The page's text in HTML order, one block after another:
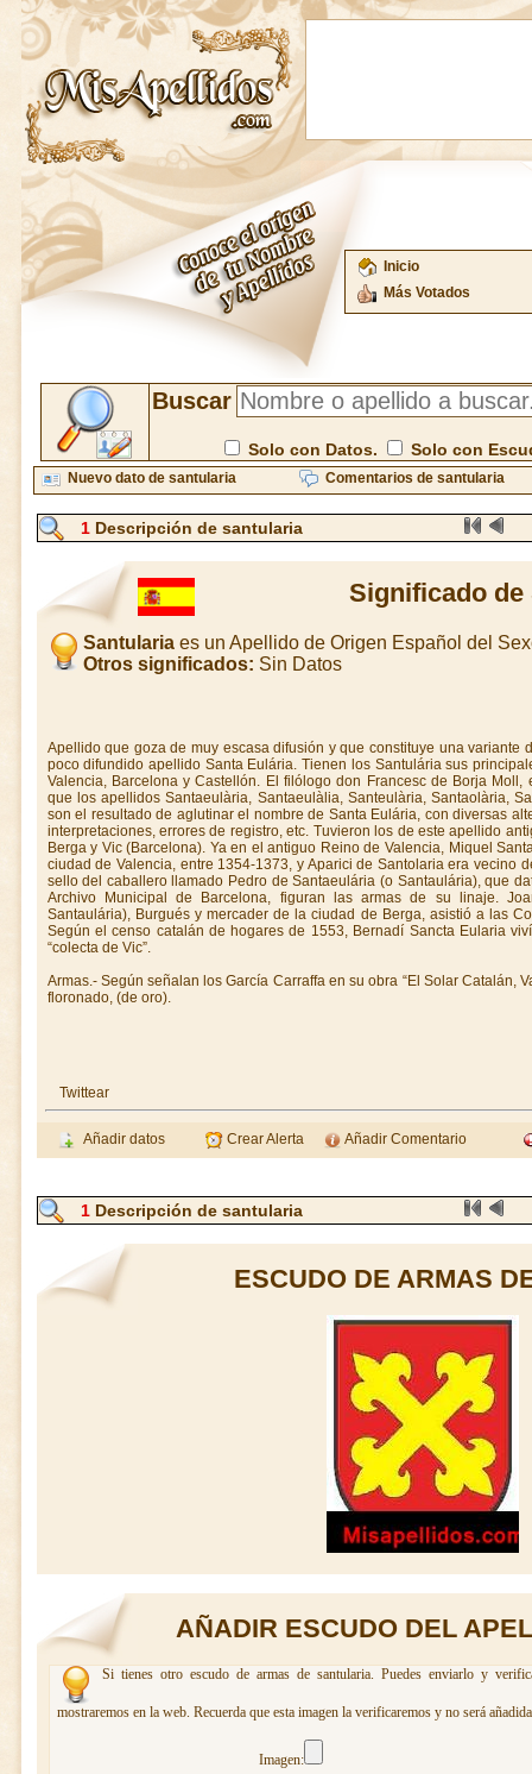
Inicio
Más Votados
Buscar
Solo con Datos. Solo con
Nuevo dato de santularia Comentarios de santularia
1 Descripción de santularia
Significado de
Santulariaes un Apellido de Origen Español del
Otros significados: Sin Datos
Apellido que goza de muy escasa difusión y que constituye una variante
poco difundido apellido Santa Eulária. Tienen los Santulária sus
Valencia, Barcelona y Castellón. El filólogo don Francesc de Borja Moll,
que los apellidos Santaeulària, Santaeulàlia, Santeulària, Santaolària,
son el resultado de aglutinar el nombre de Santa Eulária, con diversas
interpretaciones, errores de registro, etc. Tuvieron los de este apellido
Berga y Vic (Barcelona). Ya en el antiguo Reino de Valencia, Miquel
ciudad de Valencia, entre 1354-1373, y Aparici de Santolaria era vecino
sello del caballero llamado Pedro de Santaeulária (o Santaulária), que
Archivo Municipal de Barcelona, figuran las armas de su linaje.
Santaulária), Burgués y mercader de la ciudad de Berga, asistió a las
Según el censo catalán de hogares de 1553, Bernadí Sancta Eularia
“colecta de Vic”.
Armas.- Según señalan los García Carraffa en su obra “El Solar Catalán,
floronado, (de oro).
Twittear
Añadir datos Crear Alerta Añadir Comentario
1 Descripción de santularia
ESCUDO DE ARMAS
AÑADIR ESCUDO DEL
Si tienes otro escudo de armas de santularia. Puedes enviarlo y
mostraremos en la web. Recuerda que esta imagen la verificaremos y no será
Imagen: